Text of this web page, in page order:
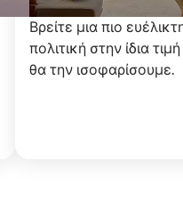
Βρείτε μια πιο
πολιτική στην ίδια
θα την ισοφαρίσουμε.